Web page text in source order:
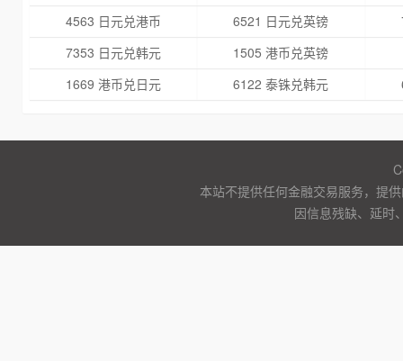
4563 日元兑港币
6521 日元兑英镑
7353 日元兑韩元
1505 港币兑英镑
1669 港币兑日元
6122 泰铢兑韩元
本站不提供任何金融交易服务，提
因信息残缺、延时